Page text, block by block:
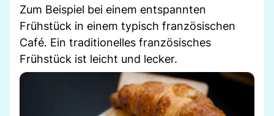
Zum Beispiel bei einem entspannten
Frühstück in einem typisch französischen
Café. Ein traditionelles französisches
Frühstück ist leicht und lecker.